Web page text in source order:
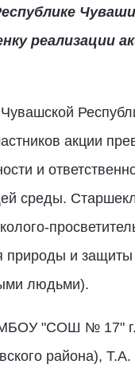
реализации
акции
и
среды.
природы и
людьми).
(МБОУ "СОШ № 17" г.
района),